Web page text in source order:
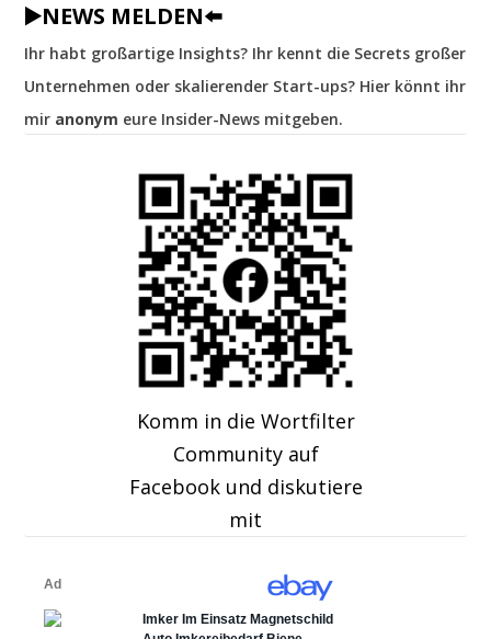
▶️NEWS MELDEN⬅️
Ihr habt großartige Insights? Ihr kennt die Secrets großer
Unternehmen oder skalierender Start-ups? Hier könnt ihr
mir anonym eure Insider-News mitgeben.
Komm in die Wortfilter
Community auf
Facebook und diskutiere
mit